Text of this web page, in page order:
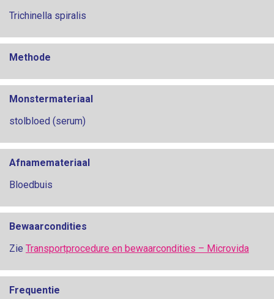
Trichinella spiralis
Methode
Monstermateriaal
stolbloed (serum)
Afnamemateriaal
Bloedbuis
Bewaarcondities
Zie Transportprocedure en bewaarcondities – Microvida
Frequentie